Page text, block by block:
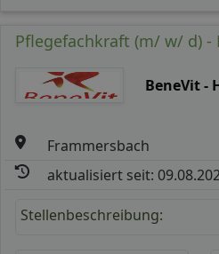
Pflegefachkraft (m/ w/ d) -
BeneVit -
Frammersbach
aktualisiert seit:
Stellenbeschreibung: